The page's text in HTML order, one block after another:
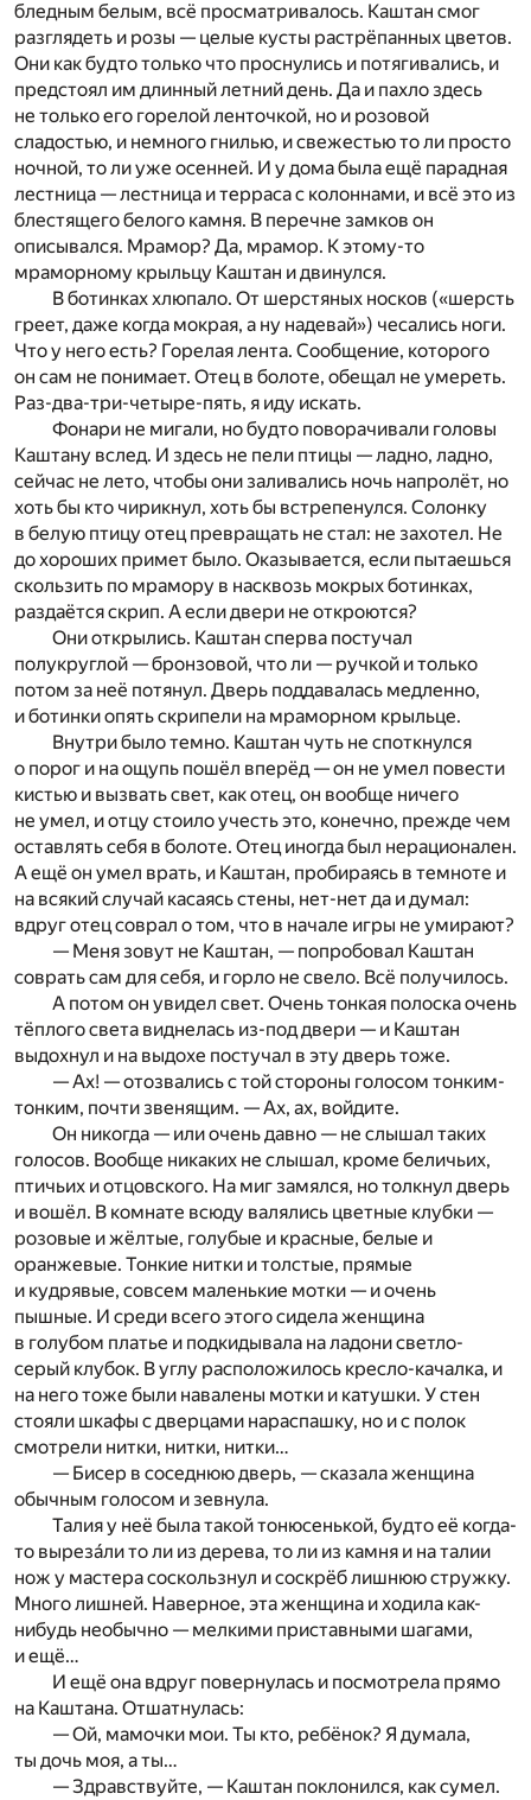
бледным белым, всё просматривалось. Каштан смог
разглядеть и розы — целые кусты растрёпанных цветов.
Они как будто только что проснулись и потягивались, и
предстоял им длинный летний день. Да и пахло здесь
не только его горелой ленточкой, но и розовой
сладостью, и немного гнилью, и свежестью то ли просто
ночной, то ли уже осенней. И у дома была ещё парадная
лестница — лестница и терраса с колоннами, и всё это из
блестящего белого камня. В перечне замков он
описывался. Мрамор? Да, мрамор. К этому-то
мраморному крыльцу Каштан и двинулся.
В ботинках хлюпало. От шерстяных носков («шерсть
греет, даже когда мокрая, а ну надевай») чесались ноги.
Что у него есть? Горелая лента. Сообщение, которого
он сам не понимает. Отец в болоте, обещал не умереть.
Раз-два-три-четыре-пять, я иду искать.
Фонари не мигали, но будто поворачивали головы
Каштану вслед. И здесь не пели птицы — ладно, ладно,
сейчас не лето, чтобы они заливались ночь напролёт, но
хоть бы кто чирикнул, хоть бы встрепенулся. Солонку
в белую птицу отец превращать не стал: не захотел. Не
до хороших примет было. Оказывается, если пытаешься
скользить по мрамору в насквозь мокрых ботинках,
раздаётся скрип. А если двери не откроются?
Они открылись. Каштан сперва постучал
полукруглой — бронзовой, что ли — ручкой и только
потом за неё потянул. Дверь поддавалась медленно,
и ботинки опять скрипели на мраморном крыльце.
Внутри было темно. Каштан чуть не споткнулся
о порог и на ощупь пошёл вперёд — он не умел повести
кистью и вызвать свет, как отец, он вообще ничего
не умел, и отцу стоило учесть это, конечно, прежде чем
оставлять себя в болоте. Отец иногда был нерационален.
А ещё он умел врать, и Каштан, пробираясь в темноте и
на всякий случай касаясь стены, нет-нет да и думал:
вдруг отец соврал о том, что в начале игры не умирают?
— Меня зовут не Каштан, — попробовал Каштан
соврать сам для себя, и горло не свело. Всё получилось.
А потом он увидел свет. Очень тонкая полоска очень
тёплого света виднелась из-под двери — и Каштан
выдохнул и на выдохе постучал в эту дверь тоже.
— Ах! — отозвались с той стороны голосом тонким-
тонким, почти звенящим. — Ах, ах, войдите.
Он никогда — или очень давно — не слышал таких
голосов. Вообще никаких не слышал, кроме беличьих,
птичьих и отцовского. На миг замялся, но толкнул дверь
и вошёл. В комнате всюду валялись цветные клубки —
розовые и жёлтые, голубые и красные, белые и
оранжевые. Тонкие нитки и толстые, прямые
и кудрявые, совсем маленькие мотки — и очень
пышные. И среди всего этого сидела женщина
в голубом платье и подкидывала на ладони светло-
серый клубок. В углу расположилось кресло-качалка, и
на него тоже были навалены мотки и катушки. У стен
стояли шкафы с дверцами нараспашку, но и с полок
смотрели нитки, нитки, нитки…
— Бисер в соседнюю дверь, — сказала женщина
обычным голосом и зевнула.
Талия у неё была такой тонюсенькой, будто её когда-
то вырезáли то ли из дерева, то ли из камня и на талии
нож у мастера соскользнул и соскрёб лишнюю стружку.
Много лишней. Наверное, эта женщина и ходила как-
нибудь необычно — мелкими приставными шагами,
и ещё…
И ещё она вдруг повернулась и посмотрела прямо
на Каштана. Отшатнулась:
— Ой, мамочки мои. Ты кто, ребёнок? Я думала,
ты дочь моя, а ты…
— Здравствуйте, — Каштан поклонился, как сумел.